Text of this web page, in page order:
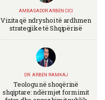
AMBASADOR ARBEN CICI
Vizita që ndryshoi të ardhmen
strategjike të Shqipërisë
DR. ARBEN RAMKAJ
Teologu në shoqërinë
shqiptare: ndërmjet formimit